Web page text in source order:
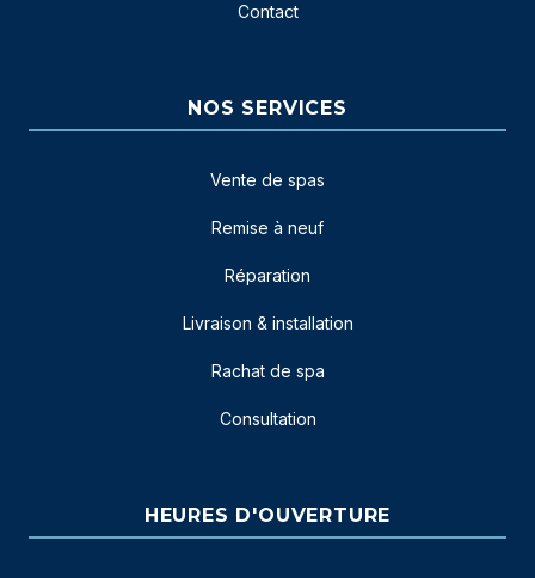
Contact
NOS SERVICES
Vente de spas
Remise à neuf
Réparation
Livraison & installation
Rachat de spa
Consultation
HEURES D'OUVERTURE